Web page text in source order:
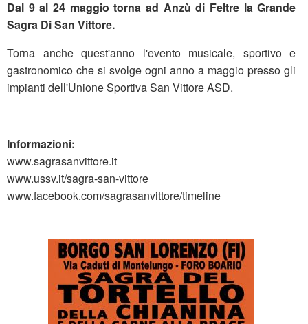
Dal 9 al 24 maggio torna ad Anzù di Feltre la Grande
Sagra Di San Vittore.
Torna anche quest'anno l'evento musicale, sportivo e
gastronomico che si svolge ogni anno a maggio presso gli
impianti dell'Unione Sportiva San Vittore ASD.
Informazioni:
www.sagrasanvittore.it
www.ussv.it/sagra-san-vittore
www.facebook.com/sagrasanvittore/timeline